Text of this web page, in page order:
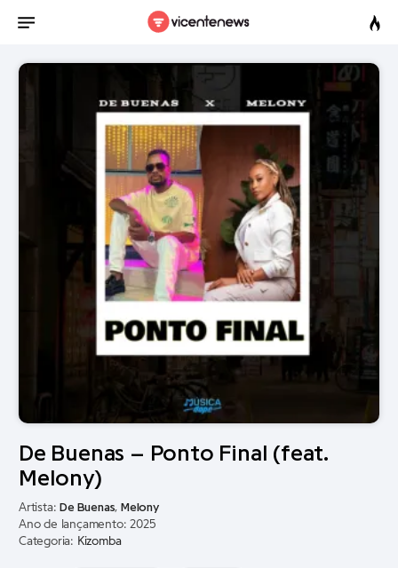
De Buenas – Ponto Final (feat.
Melony)
Artista: De Buenas, Melony
Ano de lançamento: 2025
Categoria: Kizomba